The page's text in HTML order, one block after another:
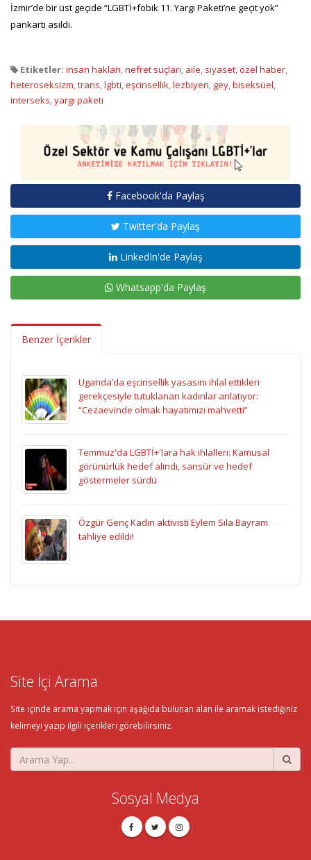
İzmir’de bir üst geçide “LGBTİ+fobik 11. Yargı Paketi’ne geçit yok”
pankartı asıldı.
Etiketler: insan hakları,nefret suçları, aile, siyaset,özel haber,
heteroseksizm,trans,lgbti,eşcinsellik,lezbiyen, gey,biseksüel,
interseks,yargı paketi
Facebook'da Paylaş
Twitter'da Paylaş
LinkedIn'de Paylaş
Whatsapp'da Paylaş
Benzer İçerikler
Uganda’da eşcinsellik yasasını ihlal ettikleri
gerekçesiyle tutuklanan kadınlar anlatıyor:
“Cezaevinde olmak hayatımızı mahvetti”
Temmuz'da LGBTİ+'lara hak ihlalleri: Kamusal
görünürlük hedef alındı, sansür ve hedef
göstermeler sürdü
Özgür Genç Kadın aktivisti Eylem Sıla Bayram
tahliye edildi!
Site İçi Arama
Site içinde arama yapmak için aşağıda bulunan alan ile aramak istediğiniz
kelimeyi yazıp ilgili içerikleri görebilirsiniz.
Sosyal Medya